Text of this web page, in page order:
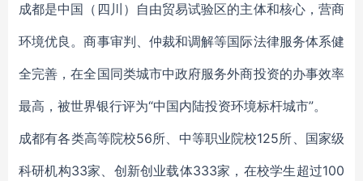
成都是中国（四川）自由贸易试验区的主体和核心，营商
环境优良。商事审判、仲裁和调解等国际法律服务体系健
全完善，在全国同类城市中政府服务外商投资的办事效率
最高，被世界银行评为“中国内陆投资环境标杆城市”。
成都有各类高等院校56所、中等职业院校125所、国家级
科研机构33家、创新创业载体333家，在校学生超过100